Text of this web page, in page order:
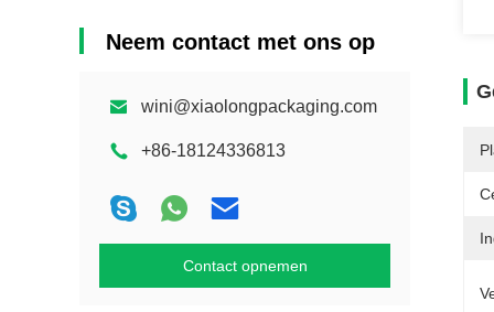
Neem contact met ons op
wini@xiaolongpackaging.com
+86-18124336813
Contact opnemen